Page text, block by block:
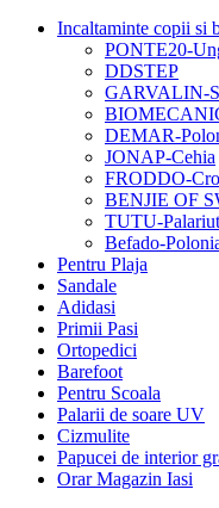
Incaltaminte copii si
PONTE20-
DDSTEP
GARVALIN-
DEMAR-
JONAP-Cehia
FRODDO-
BENJIE OF
TUTU-
Befado-
Pentru Plaja
Sandale
Adidasi
Primii Pasi
Ortopedici
Barefoot
Pentru Scoala
Palarii de soare UV
Cizmulite
Papucei de interior
Orar Magazin Iasi